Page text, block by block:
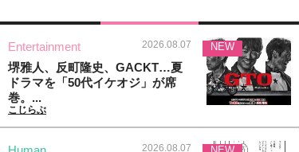
Entertainment 2026.08.07
堺雅人、反町隆史、GACKT…夏
ドラマを「50代イケオジ」が席
巻。...
こじらぶ
NEW
2026.08.07 NEW